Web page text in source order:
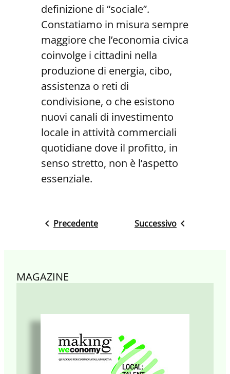
definizione di “sociale”.
Constatiamo in misura sempre
maggiore che l’economia civica
coinvolge i cittadini nella
produzione di energia, cibo,
assistenza o reti di
condivisione, o che esistono
nuovi canali di investimento
locale in attività commerciali
quotidiane dove il profitto, in
senso stretto, non è l’aspetto
essenziale.
Precedente Successivo
MAGAZINE